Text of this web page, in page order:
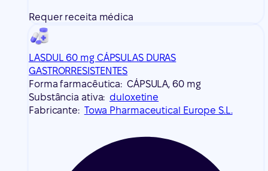
Requer receita médica
LASDUL 60 mg CÁPSULAS DURAS
GASTRORRESISTENTES
Forma farmacêutica: CÁPSULA, 60 mg
Substância ativa: duloxetine
Fabricante: Towa Pharmaceutical Europe S.L.